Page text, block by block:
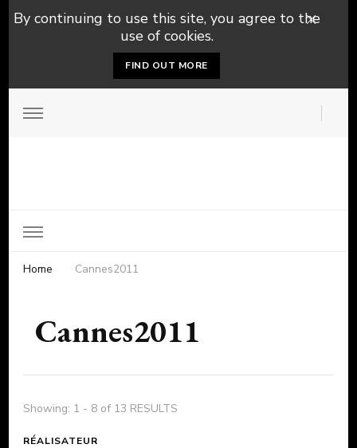
By continuing to use this site, you agree to the
use of cookies.
FIND OUT MORE
Home Cannes2011
Cannes2011
Showing: 1 - 8 of 13 RESULTS
RÉALISATEUR